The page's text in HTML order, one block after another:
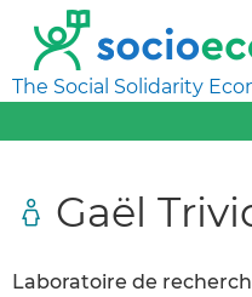
The Social Solidarity
Gaël
Laboratoire de